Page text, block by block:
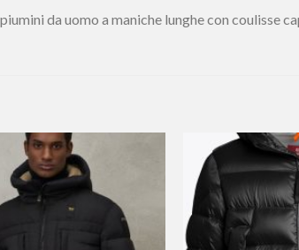
da uomo a maniche lunghe con coulisse